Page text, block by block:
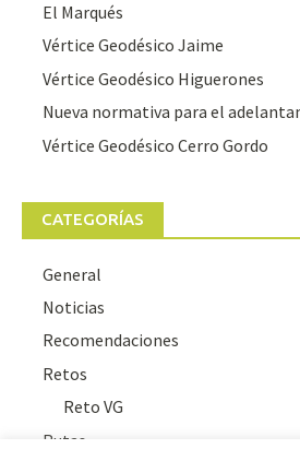
El Marqués
Vértice Geodésico Jaime
Vértice Geodésico Higuerones
Nueva normativa para el
Vértice Geodésico Cerro Gordo
CATEGORÍAS
General
Noticias
Recomendaciones
Retos
Reto VG
Rutas